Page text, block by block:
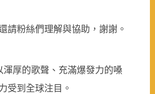
請粉絲們理解與協助，謝謝。
渾厚的歌聲、充滿爆發力的嗓
受到全球注目。